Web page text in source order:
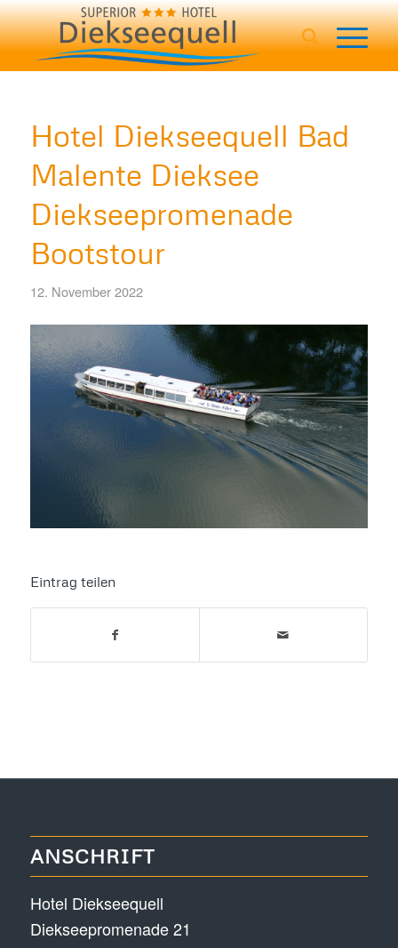
Hotel Diekseequell Bad
Malente Dieksee
Diekseepromenade
Bootstour
12. November 2022
Eintrag teilen
ANSCHRIFT
Hotel Diekseequell
Diekseepromenade 21